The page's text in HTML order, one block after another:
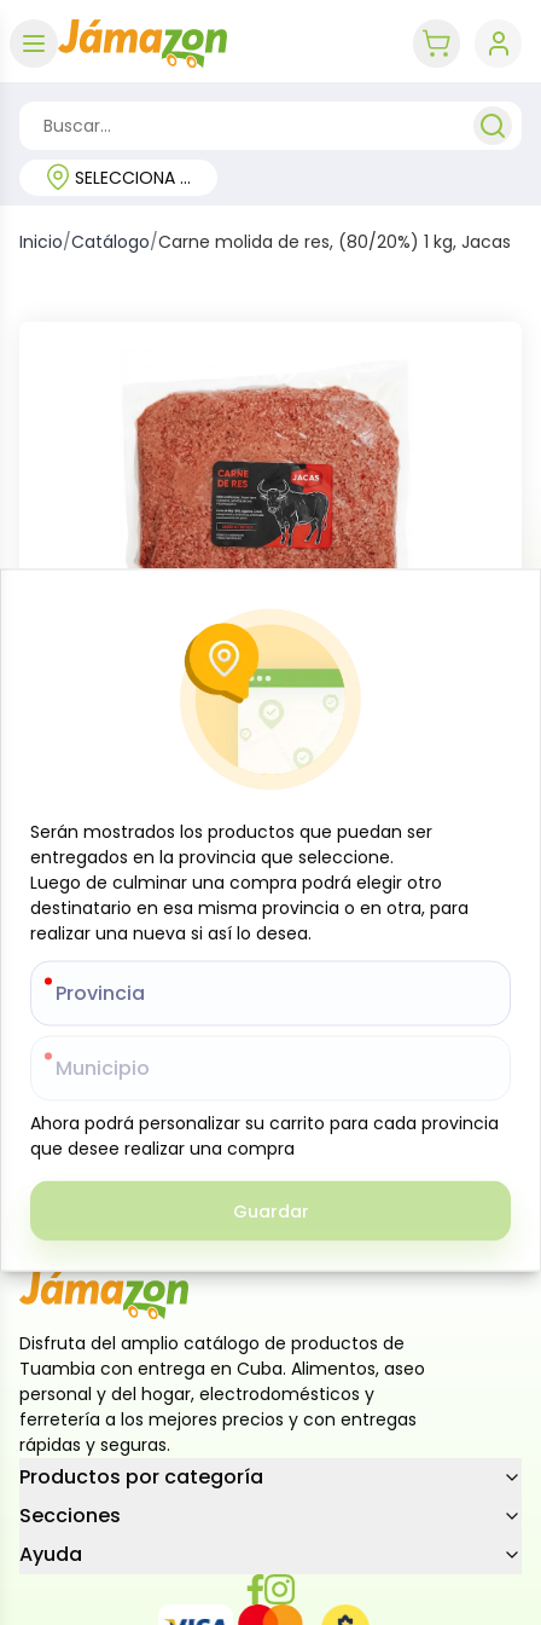
SELECCIONA TU REGIÓN
Inicio/Catálogo/Carne molida de res, (80/20%) 1 kg, Jacas
Carne molida de res, (80/20%) 1 kg,
$1309$5.94 /lb
Especificaciones
-
Carne molida de res, 1 kg, Jacas. Carne de res molida
importada con 80% de carne magra y 20% de grasa,
ideal para lograr preparaciones jugosas y llenas de
sabor. Perfecta para hamburguesas, albóndigas y
rellenos.
Disfruta del amplio catálogo de productos de
Tuambia con entrega en Cuba. Alimentos, aseo
personal y del hogar, electrodomésticos y
ferretería a los mejores precios y con entregas
rápidas y seguras.
Productos por categoría
Secciones
Ayuda
Serán mostrados los productos que puedan ser
entregados en la provincia que seleccione.
Luego de culminar una compra podrá elegir otro
destinatario en esa misma provincia o en otra, para
realizar una nueva si así lo desea.
Provincia
Municipio
Ahora podrá personalizar su carrito para cada provincia
que desee realizar una compra
Guardar
Serán mostrados los productos que puedan ser
entregados en la provincia que seleccione.
Luego de culminar una compra podrá elegir otro
destinatario en esa misma provincia o en otra, para
realizar una nueva si así lo desea.
Provincia
Municipio
Ahora podrá personalizar su carrito para cada provincia
que desee realizar una compra
Guardar